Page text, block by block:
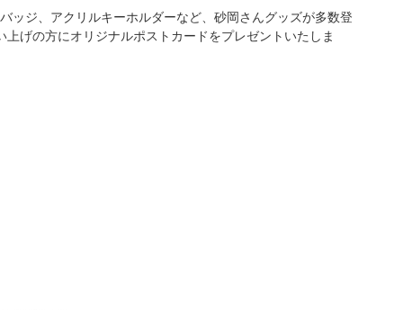
ッジ、アクリルキーホルダーなど、砂岡さんグッズが多数登
げの方にオリジナルポストカードをプレゼントいたしま